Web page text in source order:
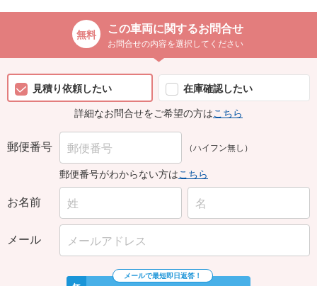
この車両に関するお問合せ
お問合せの内容を選択してください
見積り依頼したい
在庫確認したい
詳細なお問合せをご希望の方はこちら
郵便番号 （ハイフン無し）
郵便番号がわからない方はこちら
お名前
メール